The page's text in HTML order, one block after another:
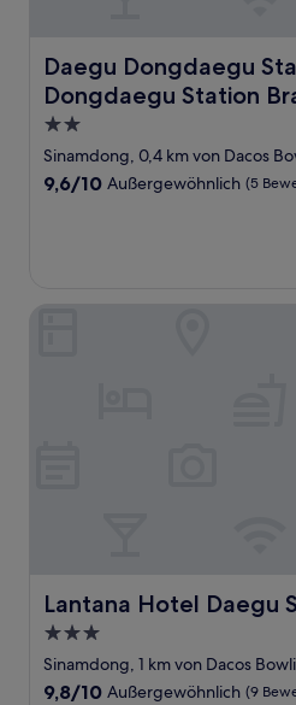
Daegu Dongdaegu
Dongdaegu Station
Daegu Dongdaegu Station
2.0-
Sterne-
Unterkunft
Sinamdong, 0,4 km von Dacos
9.6
9,6/10 Außergewöhnlich (5
Lantana Hotel Daegu
Lantana Hotel Daegu Sinam
3.0-
Sterne-
Unterkunft
Sinamdong, 1 km von Dacos
9.8
9,8/10 Außergewöhnlich (9